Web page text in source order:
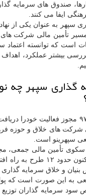
صندوق های سرمایه
ایفا می کنند.
مسیر تأمین مالی شرکت
است که توانسته
بیشتر عملکرد،
گذاری سپهر چه
شرکت های خلاق و حوزه
سپهرینو است.
سکوی تأمین مالی جمعی،
و خلاق سرمایه گذاری
به این صورت است که
سود سرمایه گذاران